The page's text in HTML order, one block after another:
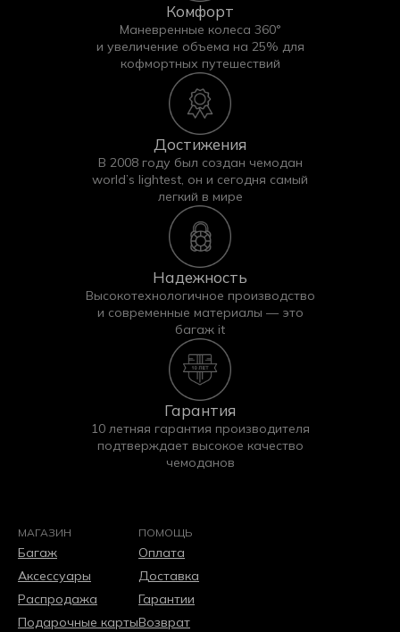
Комфорт
Маневренные колеса 360°
и увеличение объема на 25% для
кофмортных путешествий
Достижения
В 2008 году был создан чемодан
world’s lightest, он и сегодня самый
легкий в мире
Надежность
Высокотехнологичное производство
и современные материалы — это
багаж it
Гарантия
10 летняя гарантия производителя
подтверждает высокое качество
чемоданов
МАГАЗИН
Багаж
Аксессуары
Распродажа
Подарочные карты
ПОМОЩЬ
Оплата
Доставка
Гарантии
Возврат